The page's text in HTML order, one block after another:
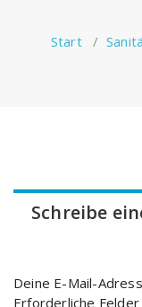
Start/
Schreibe
Deine E-Mail-
Erforderliche